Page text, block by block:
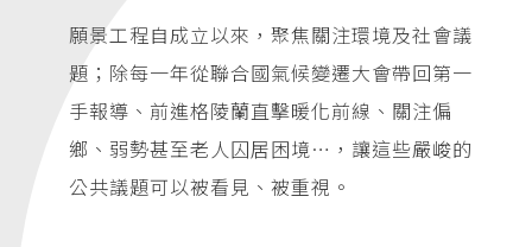
願景工程自成立以來，聚焦關注環境及社會議
題；除每一年從聯合國氣候變遷大會帶回第一
手報導、前進格陵蘭直擊暖化前線、關注偏
鄉、弱勢甚至老人囚居困境…，讓這些嚴峻的
公共議題可以被看見、被重視。